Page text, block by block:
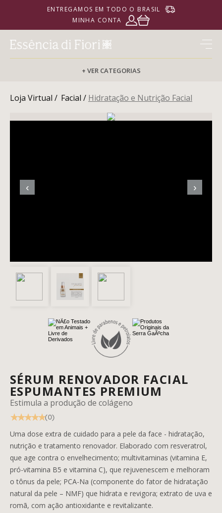
ENTREGAMOS EM TODO O BRASIL
MINHA CONTA
+ VER CATEGORIAS
PERFUMARIA
CAPILAR
PROFISSIONAL
PRESENTES
Loja Virtual / Facial / Hidratação e Nutrição Facial
‹ ›
SÉRUM RENOVADOR FACIAL
ESPUMANTES PREMIUM
Estimula a produção de colágeno
(0)
Uma dose extra de cuidado para a pele da face - hidratação,
nutrição e tratamento renovador. Elaborado com resveratrol,
que age contra o envelhecimento; multivitaminas (vitamina E,
pró-vitamina B5 e vitamina C), que rejuvenescem e melhoram
o tônus da pele; PCA-Na (componente do fator de hidratação
natural da pele – NMF) que hidrata e revigora; extrato de uva e
romã, com ação antioxidante e revitalizante.